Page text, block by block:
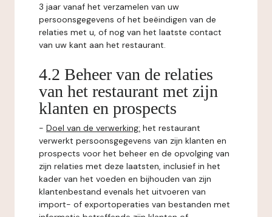
3 jaar vanaf het verzamelen van uw
persoonsgegevens of het beëindigen van de
relaties met u, of nog van het laatste contact
van uw kant aan het restaurant.
4.2 Beheer van de relaties
van het restaurant met zijn
klanten en prospects
- Doel van de verwerking: het restaurant
verwerkt persoonsgegevens van zijn klanten en
prospects voor het beheer en de opvolging van
zijn relaties met deze laatsten, inclusief in het
kader van het voeden en bijhouden van zijn
klantenbestand evenals het uitvoeren van
import- of exportoperaties van bestanden met